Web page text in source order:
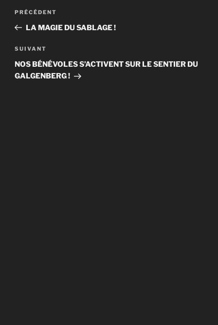
Navigation
l’article
Article
précédent
PRÉCÉDENT
LA MAGIE DU SABLAGE !
Article
suivant
SUIVANT
NOS BÉNÉVOLES S’ACTIVENT SUR LE SENTIER DU
GALGENBERG !